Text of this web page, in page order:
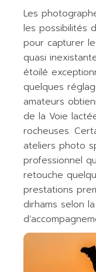
Les
les possibilités
pour capturer
quasi
étoilé
quelques
amateurs
de la Voie
rocheuses.
ateliers photo
professionnel
retouche
prestations
dirhams selon